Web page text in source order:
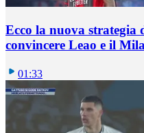
Ecco la nuova strategia
convincere Leao e il
01:33